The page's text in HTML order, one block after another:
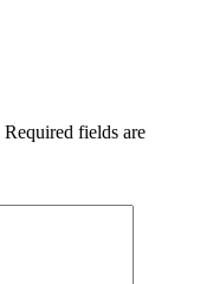
Required fields are